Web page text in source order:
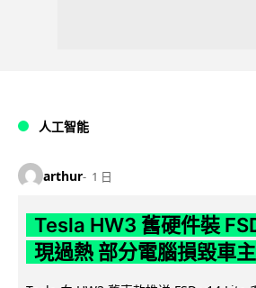
人工智能
arthur 1 日
Tesla HW3 舊硬件裝
現過熱 部分電腦損毀車